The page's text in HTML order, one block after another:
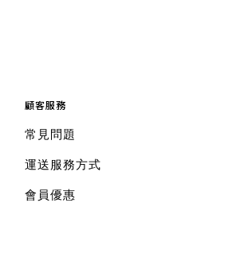
顧客服務
常見問題
運送服務方式
會員優惠